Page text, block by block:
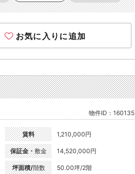
お気に入りに追加
物件ID：160135
賃料 1,210,000円
保証金・敷金 14,520,000円
坪面積/階数 50.00坪/2階